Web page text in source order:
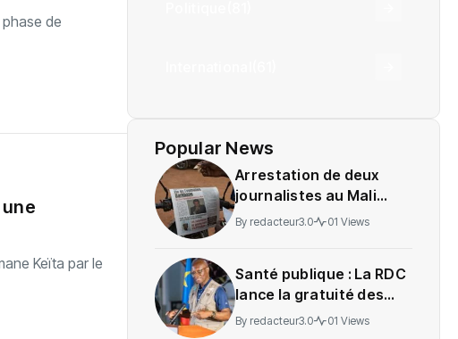
de
Keïta par le
Popular News
Arrestation de deux
journalistes au Mali
provoque une
By redacteur3.0 01 Views
Santé publique : La RDC
lance la gratuité des
soins en Ituri
By redacteur3.0 01 Views